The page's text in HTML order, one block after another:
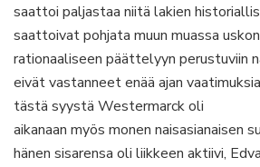
saattoi paljastaa niitä lakien
saattoivat pohjata muun muassa
rationaaliseen päättelyyn perustuviin
eivät vastanneet enää ajan
tästä syystä Westermarck oli
aikanaan myös monen naisasianaisen
hänen sisarensa oli liikkeen aktiivi,